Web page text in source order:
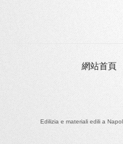
網站首頁
Edilizia e materiali edili a